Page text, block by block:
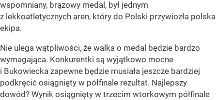
wspomniany, brązowy medal, był jednym
z lekkoatletycznych aren, który do Polski przywiozła polska
ekipa.
Nie ulega wątpliwości, że walka o medal będzie bardzo
wymagająca. Konkurentki są wyjątkowo mocne
i Bukowiecka zapewne będzie musiała jeszcze bardziej
podkręcić osiągnięty w półfinale rezultat. Najlepszy
dowód? Wynik osiągnięty w trzecim wtorkowym półfinale